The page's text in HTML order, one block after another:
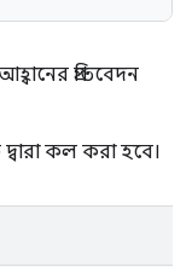
প্রতিবেদন
কল করা হবে।